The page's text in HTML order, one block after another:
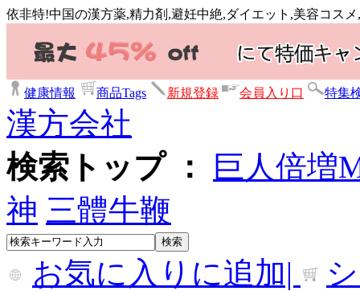
依非特!中国の漢方薬,精力剤,避妊中絶,ダイエット,美容コス
健康情報 商品Tags 新規登録 会員入り口 特集
漢方会社
検索トップ ：
巨人倍増
神 三體牛鞭
お気に入りに追加|